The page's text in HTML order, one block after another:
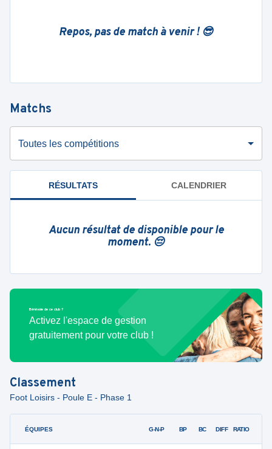
Repos, pas de match à venir ! 😎
Matchs
Toutes les compétitions
RÉSULTATS CALENDRIER
Aucun résultat de disponible pour le
moment. 😔
Bénévole de ce club ?
Activez l'espace de gestion
gratuitement pour votre club !
Classement
Foot Loisirs - Poule E - Phase 1
ÉQUIPES G-N-P BP BC DIFF RATIO